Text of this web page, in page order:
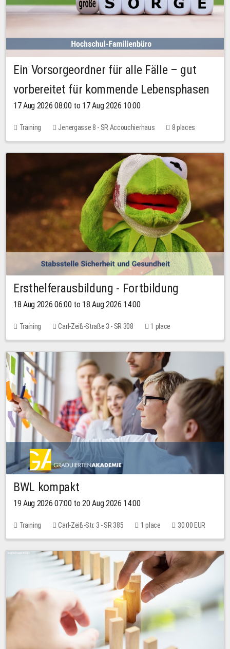
Ein Vorsorgeordner für alle Fälle – gut
vorbereitet für kommende Lebensphasen
17 Aug 2026 08:00 to 17 Aug 2026 10:00
Training Jenergasse 8 - SR Accouchierhaus 8 places
Ersthelferausbildung - Fortbildung
18 Aug 2026 06:00 to 18 Aug 2026 14:00
Training Carl-Zeiß-Straße 3 - SR 308 1 place
BWL kompakt
19 Aug 2026 07:00 to 20 Aug 2026 14:00
Training Carl-Zeiß-Str. 3 - SR 385 1 place 30.00 EUR